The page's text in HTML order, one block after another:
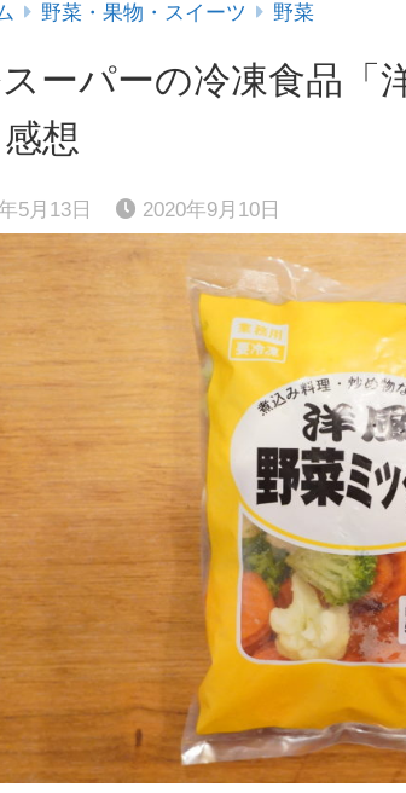
野菜・果物・スイーツ 野菜
ーパーの冷凍食品「
想
5月13日 2020年9月10日